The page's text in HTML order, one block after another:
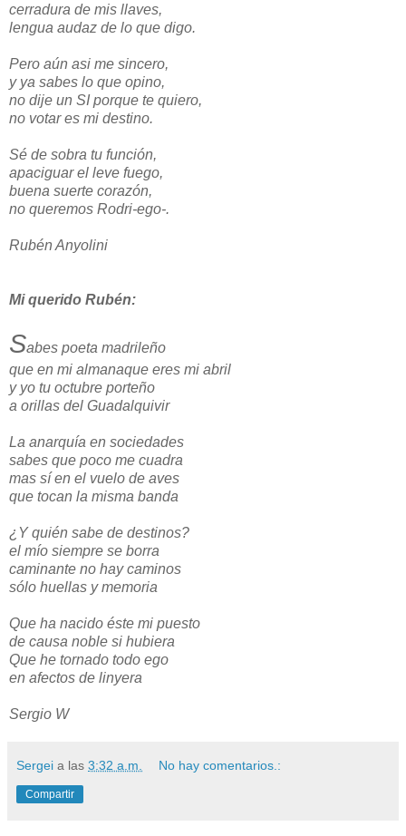
cerradura de mis llaves,
lengua audaz de lo que digo.
Pero aún asi me sincero,
y ya sabes lo que opino,
no dije un SI porque te quiero,
no votar es mi destino.
Sé de sobra tu función,
apaciguar el leve fuego,
buena suerte corazón,
no queremos Rodri-ego-.
Rubén Anyolini
Mi querido Rubén:
Sabes poeta madrileño
que en mi almanaque eres mi abril
y yo tu octubre porteño
a orillas del Guadalquivir
La anarquía en sociedades
sabes que poco me cuadra
mas sí en el vuelo de aves
que tocan la misma banda
¿Y quién sabe de destinos?
el mío siempre se borra
caminante no hay caminos
sólo huellas y memoria
Que ha nacido éste mi puesto
de causa noble si hubiera
Que he tornado todo ego
en afectos de linyera
Sergio W
Sergei a las 3:32 a.m. No hay comentarios.:
Compartir